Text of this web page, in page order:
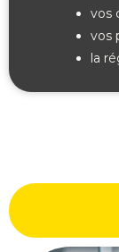
vos
vos
la